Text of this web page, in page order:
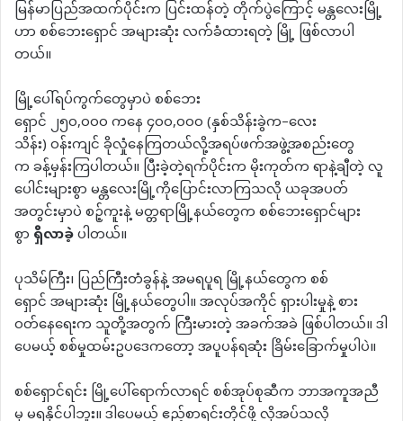
မြန်မာပြည်အထက်ပိုင်းက ပြင်းထန်တဲ့ တိုက်ပွဲကြောင့် မန္တလေးမြို့
ဟာ စစ်ဘေးရှောင် အများဆုံး လက်ခံထားရတဲ့ မြို့ ဖြစ်လာပါ
တယ်။
မြို့ပေါ်ရပ်ကွက်တွေမှာပဲ စစ်ဘေး
ရှောင် ၂၅၀,၀၀၀ ကနေ ၄၀၀,၀၀၀ (နှစ်သိန်းခွဲက–လေး
သိန်း) ဝန်းကျင် ခိုလှုံနေကြတယ်လို့အရပ်ဖက်အဖွဲ့အစည်းတွေ
က ခန့်မှန်းကြပါတယ်။ ပြီးခဲ့တဲ့ရက်ပိုင်းက မိုးကုတ်က ရာနဲ့ချီတဲ့ လူ
ပေါင်းများစွာ မန္တလေးမြို့ကိုပြောင်းလာကြသလို ယခုအပတ်
အတွင်းမှာပဲ စဉ့်ကူးနဲ့ မတ္တရာမြို့နယ်တွေက စစ်ဘေးရှောင်များ
စွာရှိလာခဲ့ပါတယ်။
ပုသိမ်ကြီး၊ ပြည်ကြီးတံခွန်နဲ့ အမရပူရ မြို့နယ်တွေက စစ်
ရှောင် အများဆုံး မြို့နယ်တွေပါ။ အလုပ်အကိုင် ရှားပါးမှုနဲ့ စား
ဝတ်နေရေးက သူတို့အတွက် ကြီးမားတဲ့ အခက်အခဲ ဖြစ်ပါတယ်။ ဒါ
ပေမယ့် စစ်မှုထမ်းဥပဒေကတော့ အပူပန်ရဆုံး ခြိမ်းခြောက်မှုပါပဲ။
စစ်ရှောင်ရင်း မြို့ပေါ်ရောက်လာရင် စစ်အုပ်စုဆီက ဘာအကူအညီ
မှ မရနိုင်ပါဘူး။ ဒါပေမယ့် ဧည့်စာရင်းတိုင်ဖို့ လိုအပ်သလို